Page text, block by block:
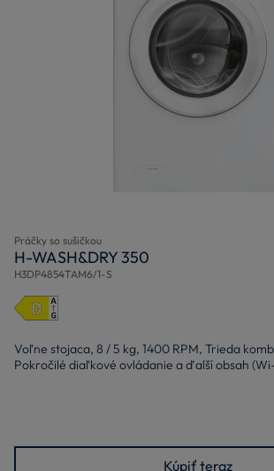
Práčky so sušičkou
H-WASH&DRY 350
H3DP4854TAM6/1-S
Voľne stojaca, 8 / 5 kg, 1400 RPM, Trieda
Pokročilé diaľkové ovládanie a ďalší obsah
Kúpiť teraz